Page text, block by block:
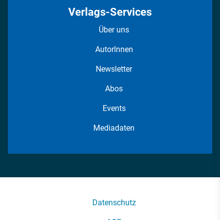
Verlags-Services
Über uns
AutorInnen
Newsletter
Abos
Events
Mediadaten
Datenschutz